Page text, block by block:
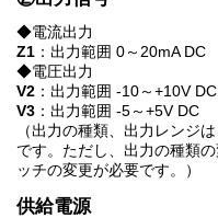
◆電流出力
Z1 ：出力範囲 0～20mA DC
◆電圧出力
V2 ：出力範囲 -10～+10V DC
V3 ：出力範囲 -5～+5V DC
（出力の種類、出力レンジ
です。ただし、出力の種類
ッチの変更が必要です。）
供給電源